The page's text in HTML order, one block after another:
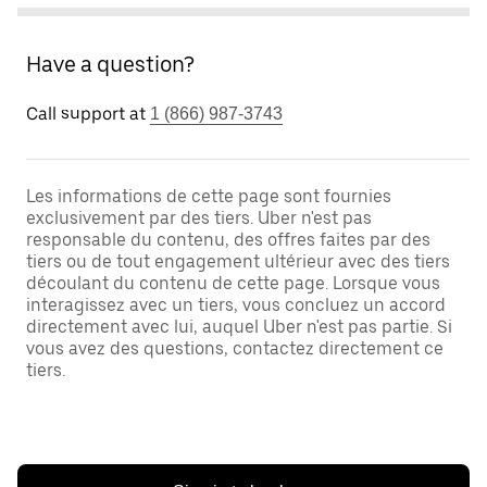
Have a question?
Call support at 1 (866) 987-3743
Les informations de cette page sont fournies
exclusivement par des tiers. Uber n'est pas
responsable du contenu, des offres faites par des
tiers ou de tout engagement ultérieur avec des tiers
découlant du contenu de cette page. Lorsque vous
interagissez avec un tiers, vous concluez un accord
directement avec lui, auquel Uber n'est pas partie. Si
vous avez des questions, contactez directement ce
tiers.